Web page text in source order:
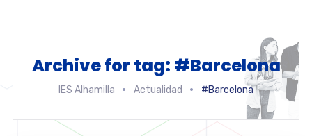
Archive for tag: #Barcelona
IES Alhamilla Actualidad #Barcelona